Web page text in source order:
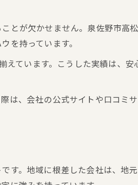
とが欠かせません。泉佐野市高
を持っています。
えています。こうした実績は、安
は、会社の公式サイトや口コミ
す。地域に根差した会社は、地